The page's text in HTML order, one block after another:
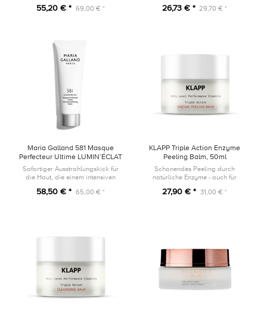
55,20 € * 69,00 € * 26,73 € * 29,70 € *
Maria Galland 581 Masque
Perfecteur Ultime LUMIN’ÉCLAT
50ml
Sofortiger Ausstrahlungskick für
die Haut, die einem intensiven
58,50 € * 65,00 € *
KLAPP Triple Action Enzyme
Peeling Balm, 50ml
Schonendes Peeling durch
natürliche Enzyme - auch für
27,90 € * 31,00 € *